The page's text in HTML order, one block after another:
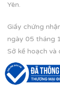
Yên.
Giấy chứng
ngày 05 tháng
Sở kế hoạch và